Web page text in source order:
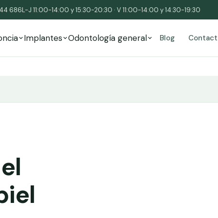
686L-J 11:00-14:00 y 15:30-20:30 · V 11:00-14:00 y 14:30-19:30
Implantes Odontología general Blog